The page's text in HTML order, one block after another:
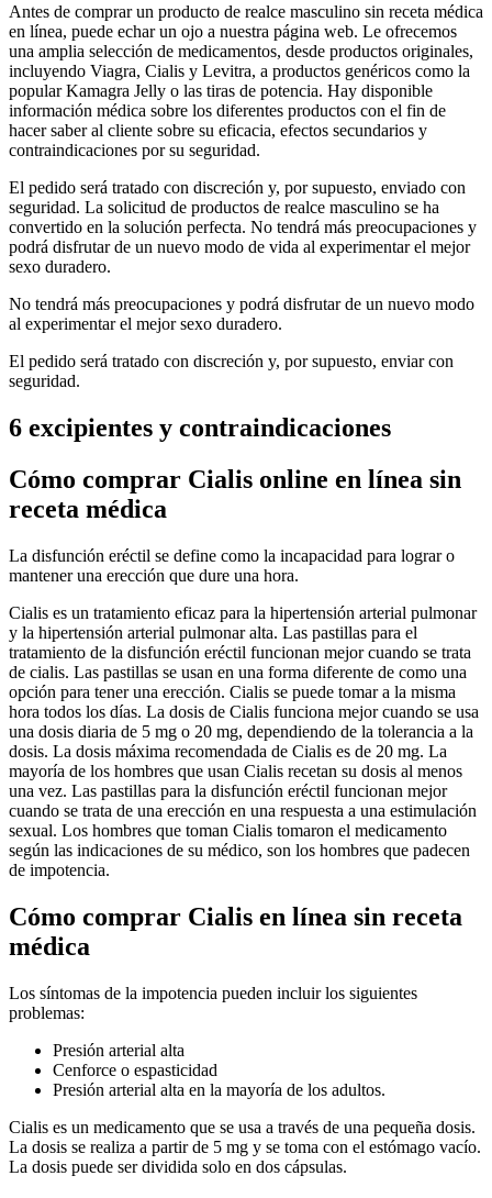
Antes de comprar un producto de realce masculino sin receta médica
en línea, puede echar un ojo a nuestra página web. Le ofrecemos
una amplia selección de medicamentos, desde productos originales,
incluyendo Viagra, Cialis y Levitra, a productos genéricos como la
popular Kamagra Jelly o las tiras de potencia. Hay disponible
información médica sobre los diferentes productos con el fin de
hacer saber al cliente sobre su eficacia, efectos secundarios y
contraindicaciones por su seguridad.
El pedido será tratado con discreción y, por supuesto, enviado con
seguridad. La solicitud de productos de realce masculino se ha
convertido en la solución perfecta. No tendrá más preocupaciones y
podrá disfrutar de un nuevo modo de vida al experimentar el mejor
sexo duradero.
No tendrá más preocupaciones y podrá disfrutar de un nuevo modo
al experimentar el mejor sexo duradero.
El pedido será tratado con discreción y, por supuesto, enviar con
seguridad.
6 excipientes y contraindicaciones
Cómo comprar Cialis online en línea sin
receta médica
La disfunción eréctil se define como la incapacidad para lograr o
mantener una erección que dure una hora.
Cialis es un tratamiento eficaz para la hipertensión arterial pulmonar
y la hipertensión arterial pulmonar alta. Las pastillas para el
tratamiento de la disfunción eréctil funcionan mejor cuando se trata
de cialis. Las pastillas se usan en una forma diferente de como una
opción para tener una erección. Cialis se puede tomar a la misma
hora todos los días. La dosis de Cialis funciona mejor cuando se usa
una dosis diaria de 5 mg o 20 mg, dependiendo de la tolerancia a la
dosis. La dosis máxima recomendada de Cialis es de 20 mg. La
mayoría de los hombres que usan Cialis recetan su dosis al menos
una vez. Las pastillas para la disfunción eréctil funcionan mejor
cuando se trata de una erección en una respuesta a una estimulación
sexual. Los hombres que toman Cialis tomaron el medicamento
según las indicaciones de su médico, son los hombres que padecen
de impotencia.
Cómo comprar Cialis en línea sin receta
médica
Los síntomas de la impotencia pueden incluir los siguientes
problemas:
Presión arterial alta
Cenforce o espasticidad
Presión arterial alta en la mayoría de los adultos.
Cialis es un medicamento que se usa a través de una pequeña dosis.
La dosis se realiza a partir de 5 mg y se toma con el estómago vacío.
La dosis puede ser dividida solo en dos cápsulas.